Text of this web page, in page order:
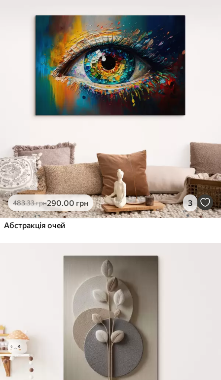
Яскраві, насичені кольори
Стійкість до вицвітання
Безпечне чорнило без запаху
Поверхня з текстурою полотна
Екологічний матеріал
Преміум
грн
Яскраві, насичені кольори
✓ Безпечне чорнило без запаху
✓Поверхня з текстурою полотна
✗Екологічний матеріал
Еко-Преміум
455 .00грн
✓Яскраві, насичені кольори
Поверхня з текстурою полотна
483.33грн290.00 грн 3
Абстракція очей